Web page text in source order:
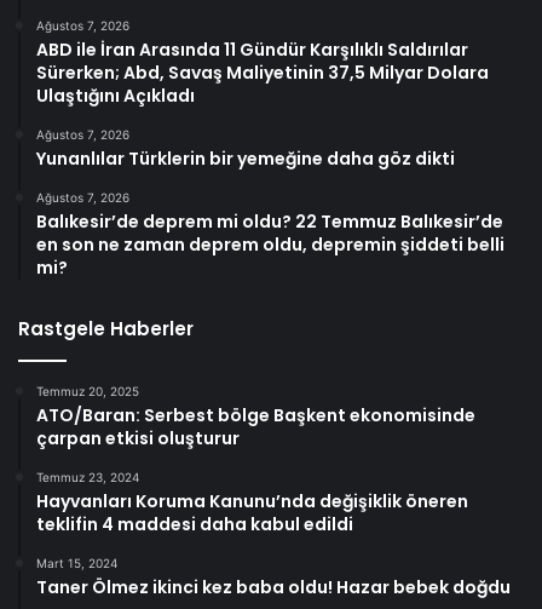
Ağustos 7, 2026
ABD ile İran Arasında 11 Gündür Karşılıklı Saldırılar
Sürerken; Abd, Savaş Maliyetinin 37,5 Milyar Dolara
Ulaştığını Açıkladı
Ağustos 7, 2026
Yunanlılar Türklerin bir yemeğine daha göz dikti
Ağustos 7, 2026
Balıkesir’de deprem mi oldu? 22 Temmuz Balıkesir’de
en son ne zaman deprem oldu, depremin şiddeti belli
mi?
Rastgele Haberler
Temmuz 20, 2025
ATO/Baran: Serbest bölge Başkent ekonomisinde
çarpan etkisi oluşturur
Temmuz 23, 2024
Hayvanları Koruma Kanunu’nda değişiklik öneren
teklifin 4 maddesi daha kabul edildi
Mart 15, 2024
Taner Ölmez ikinci kez baba oldu! Hazar bebek doğdu